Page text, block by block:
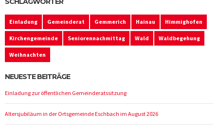
Einladung Gemeinderat Gemmerich Hainau Himmighofen
Kirchengemeinde Seniorennachmittag Wald Waldbegehung
Weihnachten
NEUESTE BEITRÄGE
Einladung zur öffentlichen Gemeinderatssitzung
Altersjubiläum in der Ortsgemeinde Eschbach im August 2026